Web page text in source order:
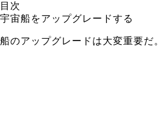
目次
宇宙船をアップグレードする
船のアップグレードは大変重要だ。